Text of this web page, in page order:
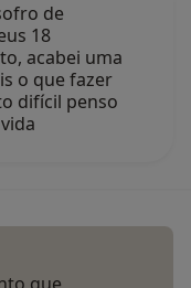
de
18
acabei uma
o que fazer
difícil penso